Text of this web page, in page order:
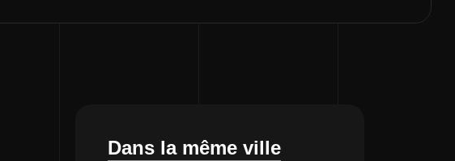
Dans la même ville